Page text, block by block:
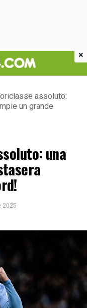
assoluto:
un grande
una
2025
×